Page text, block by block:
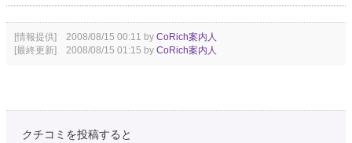
[情報提供] 2008/08/15 00:11 by CoRich案内人
[最終更新] 2008/08/15 01:15 by CoRich案内人
クチコミを投稿すると